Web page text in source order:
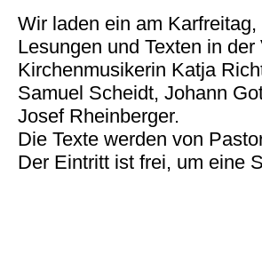
Wir laden ein am
Lesungen und Texten in
Kirchenmusikerin Katja
Samuel Scheidt, Johann
Josef Rheinberger.
Die Texte werden von
Der Eintritt ist frei, um eine